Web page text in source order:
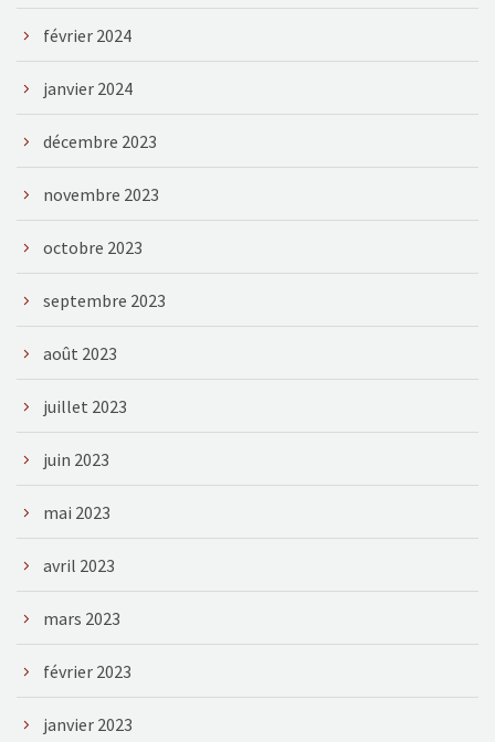
février 2024
janvier 2024
décembre 2023
novembre 2023
octobre 2023
septembre 2023
août 2023
juillet 2023
juin 2023
mai 2023
avril 2023
mars 2023
février 2023
janvier 2023